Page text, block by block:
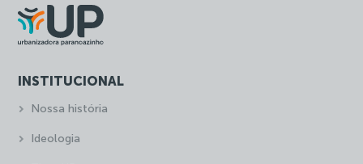
INSTITUCIONAL
Nossa história
Ideologia